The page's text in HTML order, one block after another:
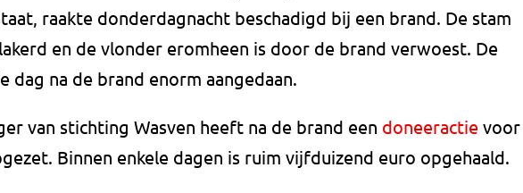
raakte donderdagnacht beschadigd bij een brand. De stam
en de vlonder eromheen is door de brand verwoest. De
dag na de brand enorm aangedaan.
van stichting Wasven heeft na de brand een doneeractie voor
Binnen enkele dagen is ruim vijfduizend euro opgehaald.